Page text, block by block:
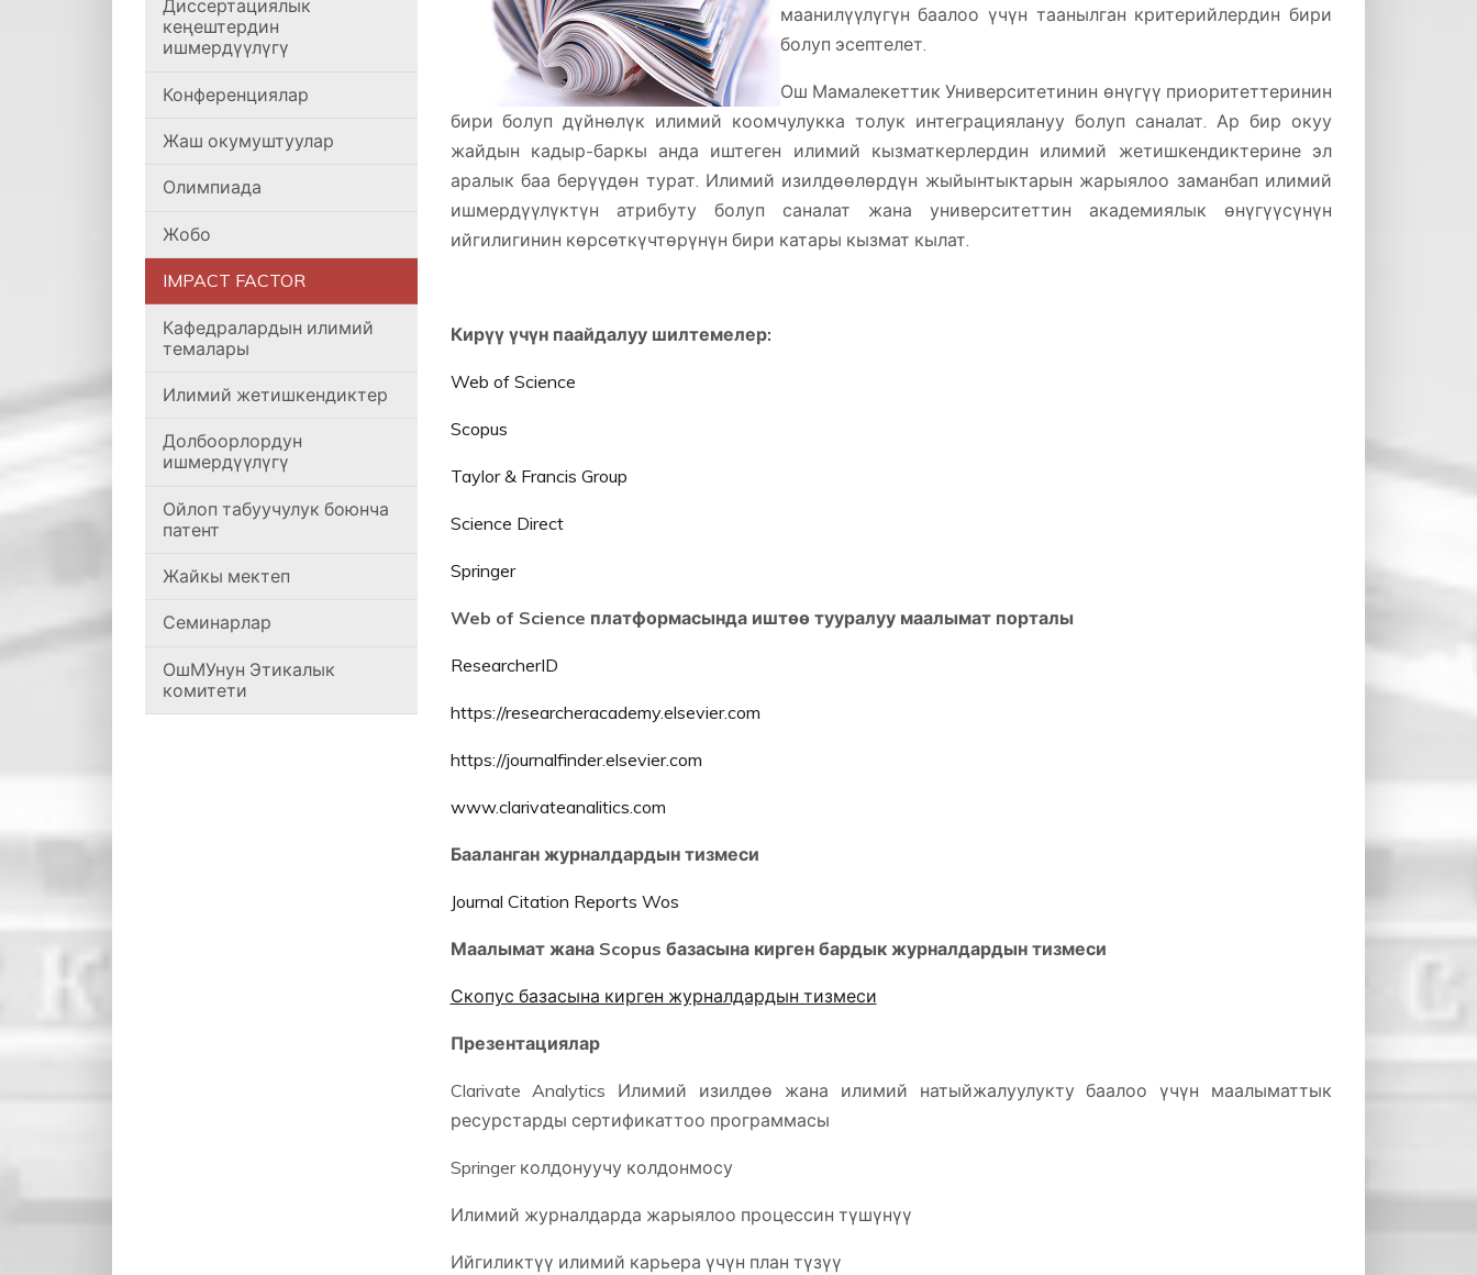
Диссертациялык
кеңештердин
ишмердүүлүгү
Конференциялар
Жаш окумуштуулар
Олимпиада
Жобо
IMPACT FACTOR
Кафедралардын илимий
темалары
Илимий жетишкендиктер
Долбоорлордун
ишмердүүлүгү
Ойлоп табуучулук боюнча
патент
Жайкы мектеп
Семинарлар
ОшМУнун Этикалык
комитети
маанилүүлүгүн баалоо үчүн таанылган критерийлердин бири
болуп эсептелет.
Ош Мамалекеттик Университетинин өнүгүү приоритеттеринин
бири болуп дүйнөлүк илимий коомчулукка толук интеграциялануу болуп саналат. Ар бир окуу
жайдын кадыр-баркы анда иштеген илимий кызматкерлердин илимий жетишкендиктерине эл
аралык баа берүүдөн турат. Илимий изилдөөлөрдүн жыйынтыктарын жарыялоо заманбап илимий
ишмердүүлүктүн атрибуту болуп саналат жана университеттин академиялык өнүгүүсүнүн
ийгилигинин көрсөткүчтөрүнүн бири катары кызмат кылат.
Кирүү үчүн паайдалуу шилтемелер:
Web of Science
Scopus
Taylor & Francis Group
Science Direct
Springer
Web of Science платформасында иштөө тууралуу маалымат порталы
ResearcherID
https://researcheracademy.elsevier.com
https://journalfinder.elsevier.com
www.clarivateanalitics.com
Бааланган журналдардын тизмеси
Journal Citation Reports Wos
Маалымат жана Scopus базасына кирген бардык журналдардын тизмеси
Скопус базасына кирген журналдардын тизмеси
Презентациялар
Clarivate Analytics Илимий изилдөө жана илимий натыйжалуулукту баалоо үчүн маалыматтык
ресурстарды сертификаттоо программасы
Springer колдонуучу колдонмосу
Илимий журналдарда жарыялоо процессин түшүнүү
Ийгиликтүү илимий карьера үчүн план түзүү